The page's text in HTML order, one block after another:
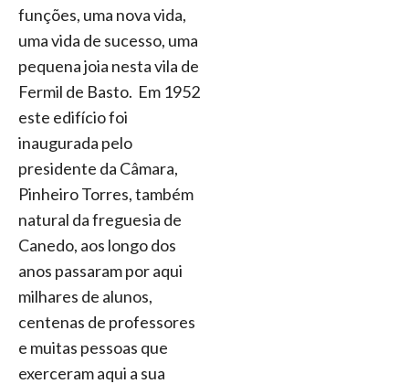
funções, uma nova vida,
uma vida de sucesso, uma
pequena joia nesta vila de
Fermil de Basto. Em 1952
este edifício foi
inaugurada pelo
presidente da Câmara,
Pinheiro Torres, também
natural da freguesia de
Canedo, aos longo dos
anos passaram por aqui
milhares de alunos,
centenas de professores
e muitas pessoas que
exerceram aqui a sua